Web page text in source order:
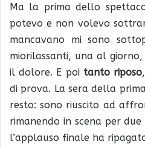
Ma la prima dello
potevo e non volevo
mancavano mi sono
miorilassanti, una al
il dolore. E poi tanto riposo
di prova. La sera della
resto: sono riuscito ad
rimanendo in scena per
l’applauso finale ha